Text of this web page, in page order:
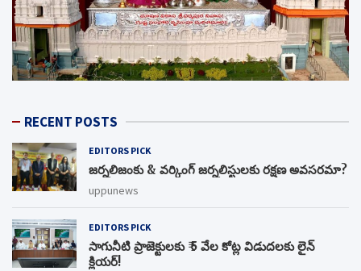
RECENT POSTS
EDITORS PICK
జర్నలిజంకు & వర్కింగ్ జర్నలిస్టులకు రక్షణ అవసరమా?
uppunews
EDITORS PICK
సాగునీటి ప్రాజెక్టులకు ₹ 5 వేల కోట్ల విడుదలకు లైన్
క్లియర్!